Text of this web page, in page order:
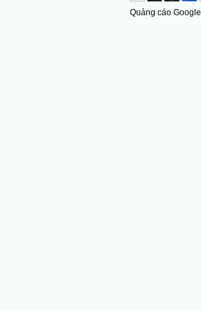
Quảng cáo Google